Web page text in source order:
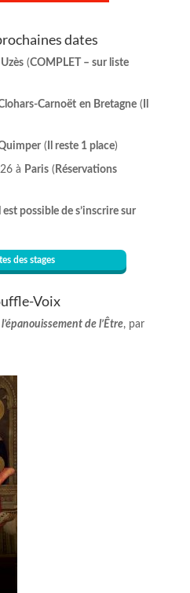
dates
Uzès(COMPLET – sur liste
Carnoët en Bretagne(
( Il reste 1 place)
à Paris( Réservations
possible de s’inscrire sur
des stages
Voix
de l’Être, par